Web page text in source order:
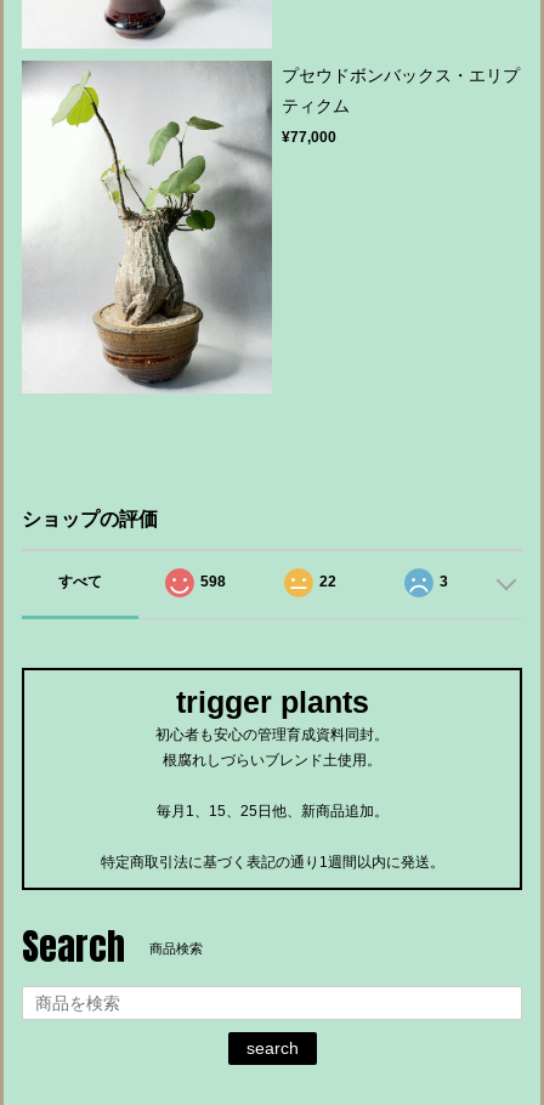
プセウドボンバックス・エリプ
ティクム
¥77,000
ショップの評価
すべて 598 22 3
trigger plants
初心者も安心の管理育成資料同封。
根腐れしづらいブレンド土使用。
毎月1、15、25日他、新商品追加。
特定商取引法に基づく表記の通り1週間以内に発送。
Search 商品検索
search